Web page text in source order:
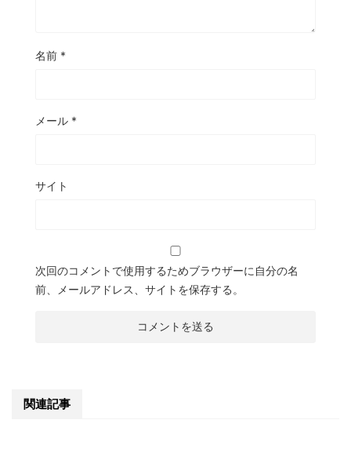
名前 *
メール *
サイト
次回のコメントで使用するためブラウザーに自分の名
前、メールアドレス、サイトを保存する。
関連記事